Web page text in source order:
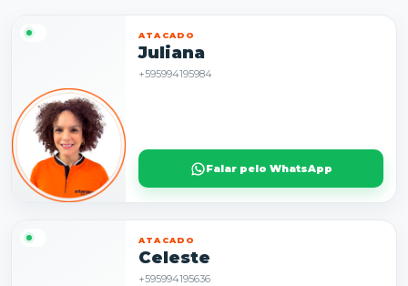
ATACADO
Juliana
+595994195984
Falar pelo WhatsApp
ATACADO
Celeste
+595994195636